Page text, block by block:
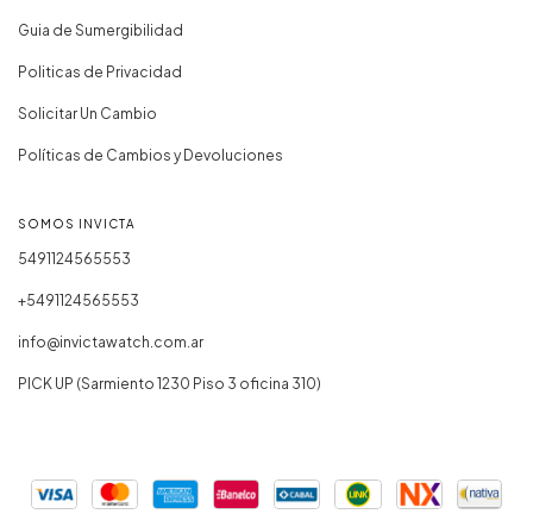
Guia de Sumergibilidad
Politicas de Privacidad
Solicitar Un Cambio
Políticas de Cambios y Devoluciones
SOMOS INVICTA
5491124565553
+5491124565553
info@invictawatch.com.ar
PICK UP (Sarmiento 1230 Piso 3 oficina 310)